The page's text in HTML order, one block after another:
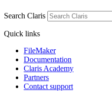
Search Claris
Quick links
FileMaker
Documentation
Claris Academy
Partners
Contact support